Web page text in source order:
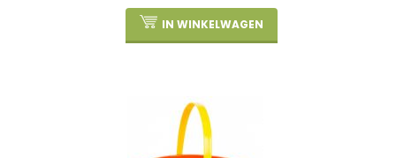
IN WINKELWAGEN